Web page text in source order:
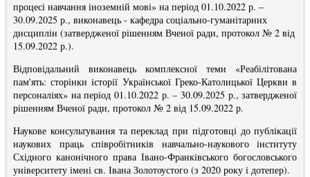
процесі навчання іноземній мові» на період 01.10.2022 р. –
30.09.2025 р., виконавець - кафедра соціально-гуманітарних
дисциплін (затвердженої рішенням Вченої ради, протокол № 2 від
15.09.2022 р.).
Відповідальний виконавець комплексної теми «Реабілітована
пам'ять: сторінки історії Української Греко-Католицької Церкви в
персоналіях» на період 01.10.2022 р. – 30.09.2025 р., затвердженої
рішенням Вченої ради, протокол № 2 від 15.09.2022 р.
Наукове консультування та переклад при підготовці до публікації
наукових праць співробітників навчально-наукового інституту
Східного канонічного права Івано-Франківського богословського
університету імені св. Івана Золотоустого (з 2020 року і дотепер).